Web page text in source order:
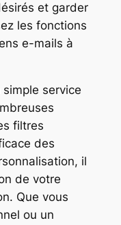
et garder
les fonctions
e-mails à
simple service
filtres
des
il
de votre
Que vous
ou un